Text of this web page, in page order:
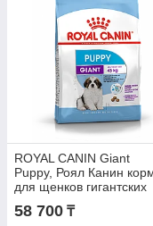
ROYAL CANIN Giant
Puppy, Роял Канин
для щенков гигантских
пород с 2 до 8
уп. 15кг
58 700 ₸